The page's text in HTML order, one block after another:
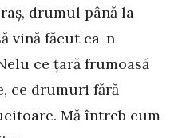
drumul până la
vină făcut ca-n
ce țară frumoasă
ce drumuri fără
Mă întreb cum